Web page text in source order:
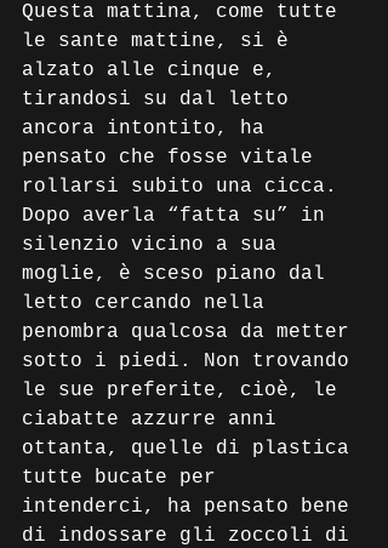
Questa mattina, come tutte
le sante mattine, si è
alzato alle cinque e,
tirandosi su dal letto
ancora intontito, ha
pensato che fosse vitale
rollarsi subito una cicca.
Dopo averla “fatta su” in
silenzio vicino a sua
moglie, è sceso piano dal
letto cercando nella
penombra qualcosa da metter
sotto i piedi. Non trovando
le sue preferite, cioè, le
ciabatte azzurre anni
ottanta, quelle di plastica
tutte bucate per
intenderci, ha pensato bene
di indossare gli zoccoli di